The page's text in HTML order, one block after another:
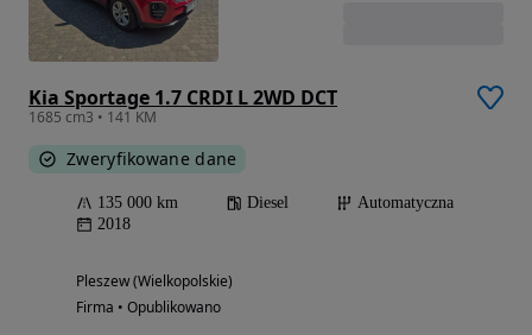
Kia Sportage 1.7 CRDI L 2WD DCT
1685 cm3 • 141 KM
Zweryfikowane dane
135 000 km Diesel
Automatyczna
2018
Pleszew (Wielkopolskie)
Firma • Opublikowano